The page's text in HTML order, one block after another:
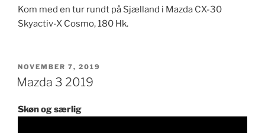
Kom med en tur rundt på Sjælland i Mazda CX-30
Skyactiv-X Cosmo, 180 Hk.
UDGIVET
DEN
NOVEMBER 7, 2019
Mazda 3 2019
Skøn og særlig